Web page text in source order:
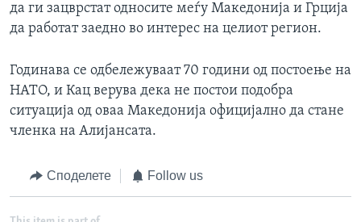
да ги зацврстат односите меѓу Македонија и Грција
да работат заедно во интерес на целиот регион.
Годинава се одбележуваат 70 години од постоење на
НАТО, и Кац верува дека не постои подобра
ситуација од оваа Македонија официјално да стане
членка на Алијансата.
Споделете Follow us